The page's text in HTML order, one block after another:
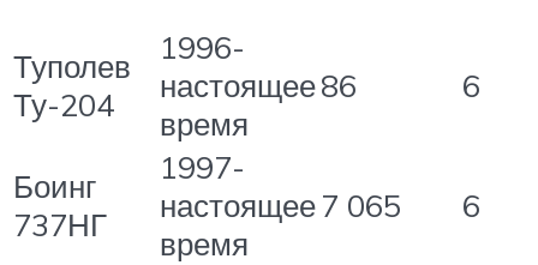
Туполев
Ту-204
1996-
настоящее
время
86 6
Боинг
737НГ
1997-
настоящее
время
7 065 6